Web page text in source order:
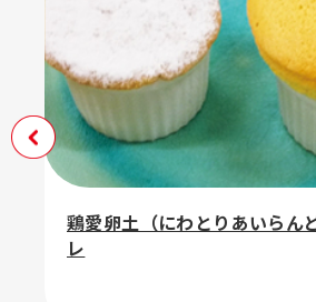
鶏愛卵土（にわとりあいらん
レ